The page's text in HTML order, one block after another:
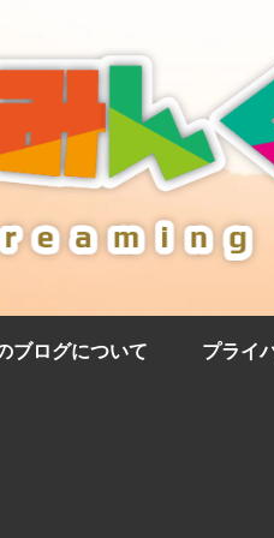
ブログについて プライ